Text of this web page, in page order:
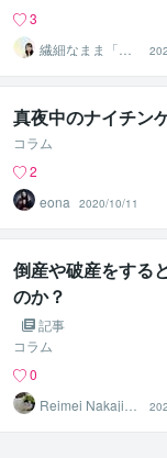
3
繊細なまま「や
りたい」を叶え
る伴走者はる
真夜中のナイチン
コラム
2
eona
2020/10/11
倒産や破産をする
のか？
記事
コラム
0
Reimei Nakajim